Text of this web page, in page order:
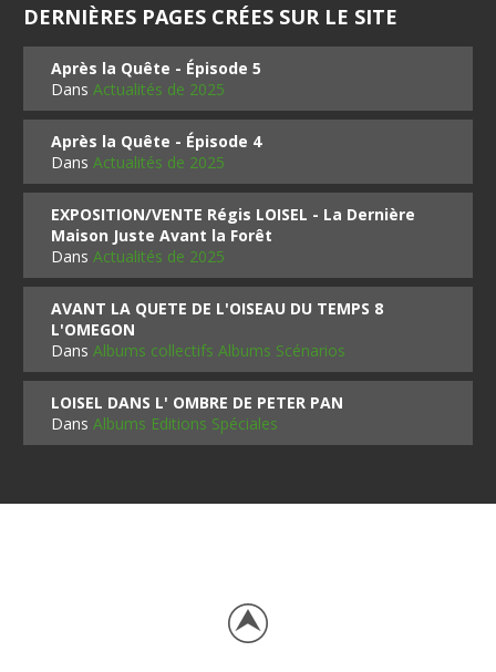
DERNIÈRES PAGES CRÉES SUR LE SITE
Après la Quête - Épisode 5
DansActualités de 2025
Après la Quête - Épisode 4
DansActualités de 2025
EXPOSITION/VENTE Régis LOISEL - La Dernière
Maison Juste Avant la Forêt
DansActualités de 2025
AVANT LA QUETE DE L'OISEAU DU TEMPS 8
L'OMEGON
DansAlbums collectifs Albums Scénarios
LOISEL DANS L' OMBRE DE PETER PAN
DansAlbums Editions Spéciales